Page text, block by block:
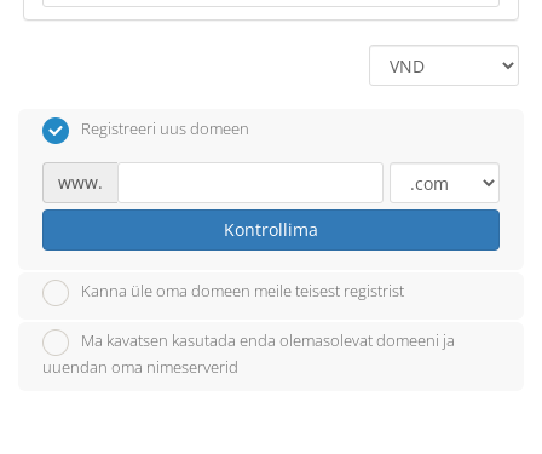
Registreeri uus domeen
www.
Kontrollima
Kanna üle oma domeen meile teisest registrist
Ma kavatsen kasutada enda olemasolevat domeeni ja
uuendan oma nimeserverid